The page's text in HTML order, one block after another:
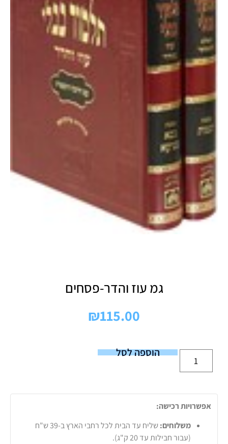
גמ עוז והדר-פסחים
₪115.00
הוספה לסל
אפשרויות רכישה:
משלוחים:
שליח עד הבית לכל רחבי הארץ ב-39 ש"ח
(עבור חבילות עד 20 ק"ג).